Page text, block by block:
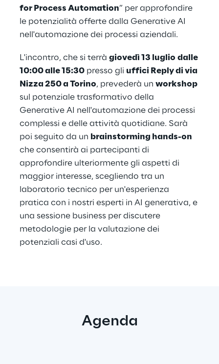
for Process Automation” per approfondire
le potenzialità offerte dalla Generative AI
nell'automazione dei processi aziendali.
L'incontro, che si terrà giovedì 13 luglio dalle
10:00 alle 15:30 presso gli uffici Reply di via
Nizza 250 a Torino, prevederà un workshop
sul potenziale trasformativo della
Generative AI nell'automazione dei processi
complessi e delle attività quotidiane. Sarà
poi seguito da un brainstorming hands-on
che consentirà ai partecipanti di
approfondire ulteriormente gli aspetti di
maggior interesse, scegliendo tra un
laboratorio tecnico per un'esperienza
pratica con i nostri esperti in AI generativa, e
una sessione business per discutere
metodologie per la valutazione dei
potenziali casi d'uso.
Agenda